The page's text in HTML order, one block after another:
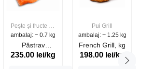
Pește și fructe de
mare
ambalaj: ~ 0.7 kg
Păstrav
Somonat
235.00 lei/kg
Pui Grill
ambalaj: ~ 1.25 kg
French Grill, kg
198.00 lei/kg